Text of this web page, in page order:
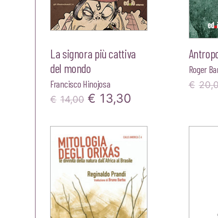
La signora più cattiva
del mondo
Francisco Hinojosa
€ 14,00 Il
originale
era:
€14,00.
€ 13,30
attuale
€13,30.
Roger
€